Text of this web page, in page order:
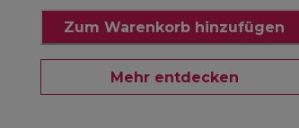
Zum Warenkorb hinzufügen
Mehr entdecken